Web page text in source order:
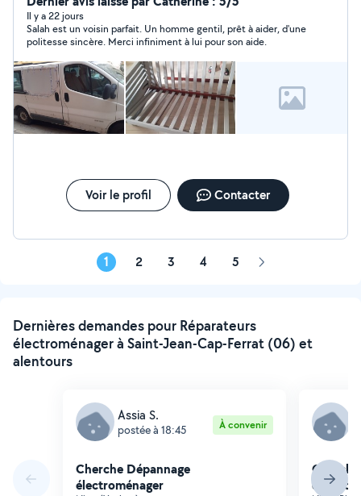
Il y a 22 jours
Salah est un voisin parfait. Un homme gentil, prêt à aider, d'une
politesse sincère. Merci infiniment à lui pour son aide.
Voir le profil Contacter
1 2 3 4 5 Page
Dernières demandes pour Réparateurs
électroménager à Saint-Jean-Cap-Ferrat (06) et
alentours
Assia S.
postée à 18:45 À convenir
Cherche Dépannage
électroménager